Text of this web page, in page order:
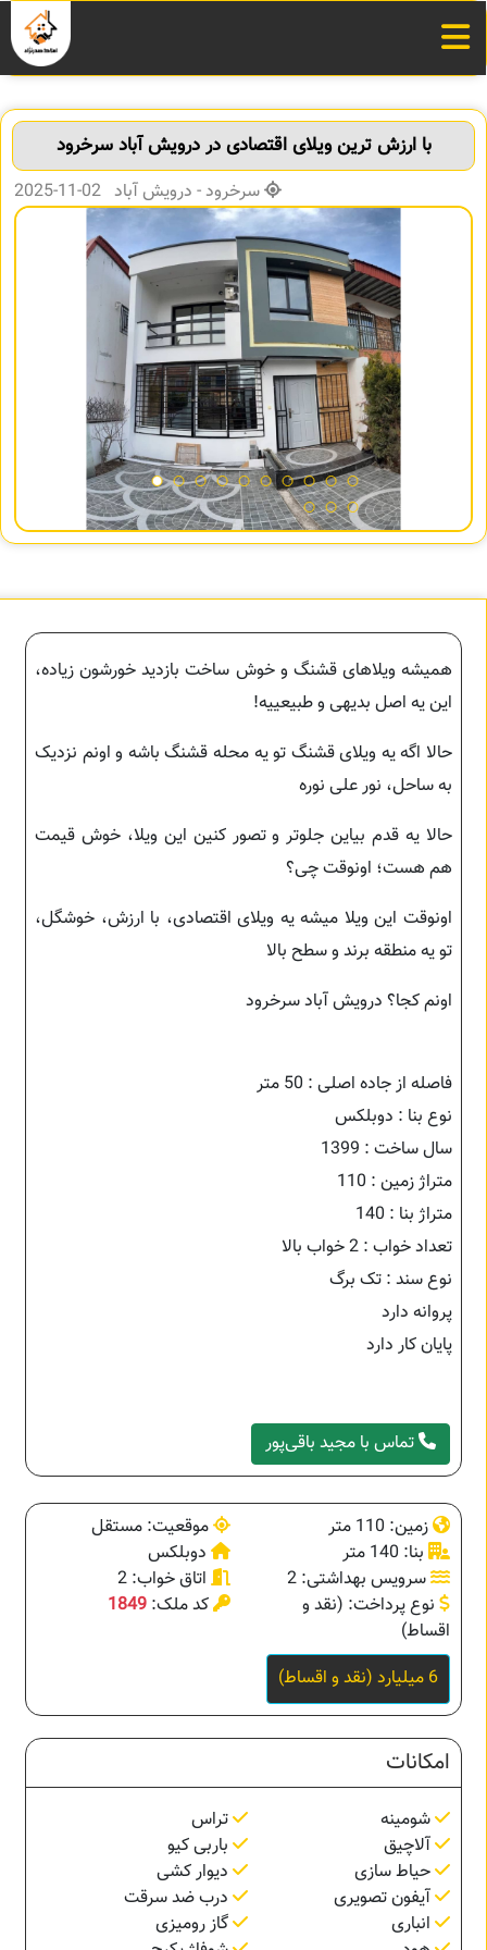
با ارزش ترین ویلای اقتصادی در درویش آباد سرخرود
سرخرود - درویش آباد 02-11-2025
همیشه ویلاهای قشنگ و خوش ساخت بازدید خورشون زیاده،
این یه اصل بدیهی و طبیعییه!
حالا اگه یه ویلای قشنگ تو یه محله قشنگ باشه و اونم نزدیک
به ساحل، نور علی نوره
حالا یه قدم بیاین جلوتر و تصور کنین این ویلا، خوش قیمت
هم هست؛ اونوقت چی؟
اونوقت این ویلا میشه یه ویلای اقتصادی، با ارزش، خوشگل،
تو یه منطقه برند و سطح بالا
اونم کجا؟ درویش آباد سرخرود
فاصله از جاده اصلی : 50 متر
نوع بنا : دوبلکس
سال ساخت : 1399
متراژ زمین : 110
متراژ بنا : 140
تعداد خواب : 2 خواب بالا
نوع سند : تک برگ
پروانه دارد
پایان کار دارد
تماس با مجید باقی‌پور
زمین: 110 متر
موقعیت: مستقل
بنا: 140 متر
دوبلکس
سرویس بهداشتی: 2
اتاق خواب: 2
نوع پرداخت: (نقد و
اقساط)
کد ملک: 1849
6 میلیارد (نقد و اقساط)
امکانات
شومینه
تراس
آلاچیق
باربی کیو
حیاط سازی
دیوار کشی
آیفون تصویری
درب ضد سرقت
انباری
گاز رومیزی